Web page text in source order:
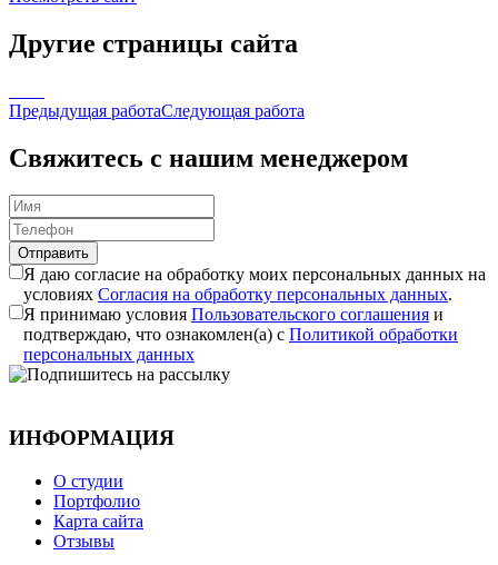
Другие страницы сайта
Предыдущая работаСледующая работа
Свяжитесь с нашим менеджером
Отправить
Я даю согласие на обработку моих персональных данных на
условиях Согласия на обработку персональных данных.
Я принимаю условия Пользовательского соглашения и
подтверждаю, что ознакомлен(а) с Политикой обработки
персональных данных
ИНФОРМАЦИЯ
О студии
Портфолио
Карта сайта
Отзывы